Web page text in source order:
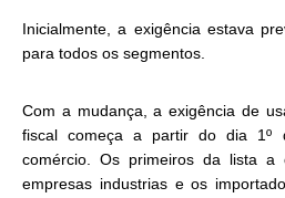
Inicialmente, a exigência estava
para todos os segmentos.
Com a mudança, a exigência de
fiscal começa a partir do dia
comércio. Os primeiros da lista
empresas industrias e os